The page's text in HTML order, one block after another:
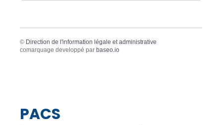
© Direction de l'information légale et administrative
comarquage developpé par baseo.io
PACS